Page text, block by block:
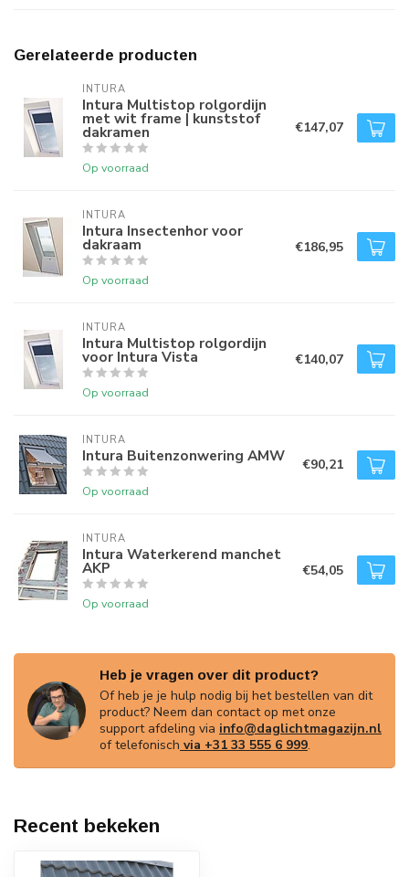
Gerelateerde producten
INTURA
Intura Multistop rolgordijn
met wit frame | kunststof
dakramen
Op voorraad
€147,07
INTURA
Intura Insectenhor voor
dakraam
Op voorraad
€186,95
INTURA
Intura Multistop rolgordijn
voor Intura Vista
Op voorraad
€140,07
INTURA
Intura Buitenzonwering AMW
Op voorraad
€90,21
INTURA
Intura Waterkerend manchet
AKP
Op voorraad
€54,05
Heb je vragen over dit product?
Of heb je je hulp nodig bij het bestellen van dit
product? Neem dan contact op met onze
support afdeling via info@daglichtmagazijn.nl
of telefonisch via +31 33 555 6 999.
Recent bekeken